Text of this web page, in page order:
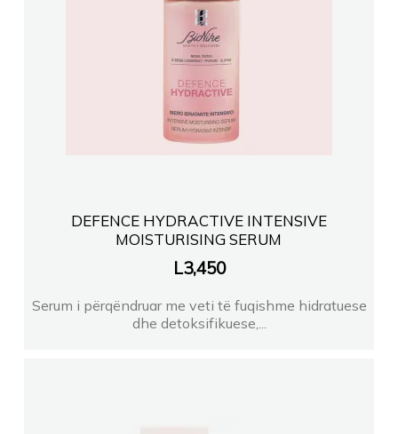
DEFENCE HYDRACTIVE INTENSIVE
MOISTURISING SERUM
L3,450
Serum i përqëndruar me veti të fuqishme hidratuese
dhe detoksifikuese,...